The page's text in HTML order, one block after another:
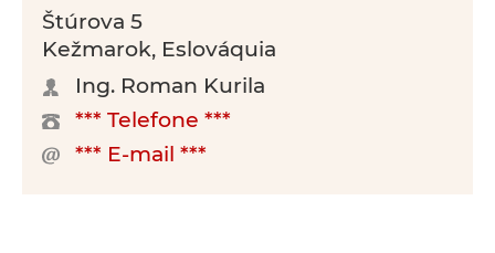
Štúrova 5
Kežmarok, Eslováquia
Ing. Roman Kurila
*** Telefone ***
*** E-mail ***